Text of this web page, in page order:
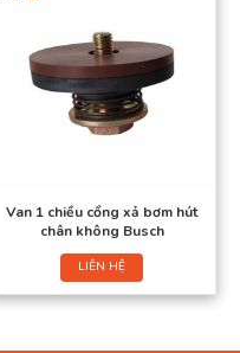
Van 1 chiều cổng xả bơm hút
chân không Busch
LIÊN HỆ